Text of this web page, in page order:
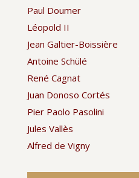
Paul Doumer
Léopold II
Jean Galtier-Boissière
Antoine Schülé
René Cagnat
Juan Donoso Cortés
Pier Paolo Pasolini
Jules Vallès
Alfred de Vigny